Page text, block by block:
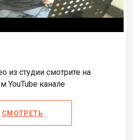
из студии смотрите на
YouTube канале
СМОТРЕТЬ